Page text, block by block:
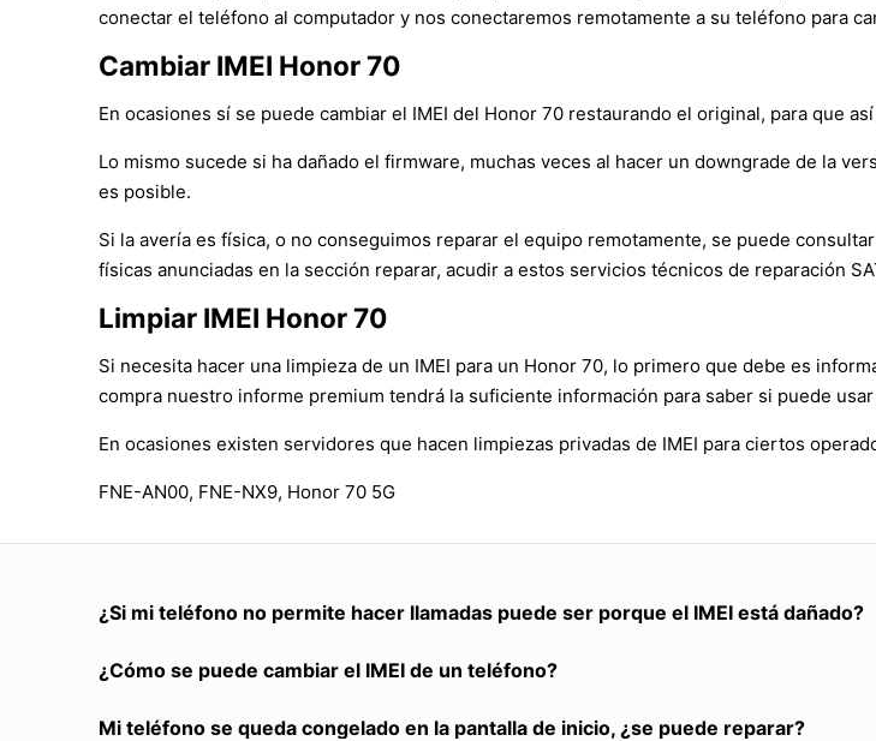
conectar el teléfono al computador y nos conectaremos remotamente a su teléfono para
Cambiar IMEI Honor 70
En ocasiones sí se puede cambiar el IMEI del Honor 70 restaurando el original, para que
Lo mismo sucede si ha dañado el firmware, muchas veces al hacer un downgrade de la
es posible.
Si la avería es física, o no conseguimos reparar el equipo remotamente, se puede
físicas anunciadas en la sección reparar, acudir a estos servicios técnicos de reparación
Limpiar IMEI Honor 70
Si necesita hacer una limpieza de un IMEI para un Honor 70, lo primero que debe es
compra nuestro informe premium tendrá la suficiente información para saber si puede
En ocasiones existen servidores que hacen limpiezas privadas de IMEI para ciertos
FNE-AN00, FNE-NX9, Honor 70 5G
¿Si mi teléfono no permite hacer llamadas puede ser porque el IMEI está dañado?
¿Cómo se puede cambiar el IMEI de un teléfono?
Mi teléfono se queda congelado en la pantalla de inicio, ¿se puede reparar?